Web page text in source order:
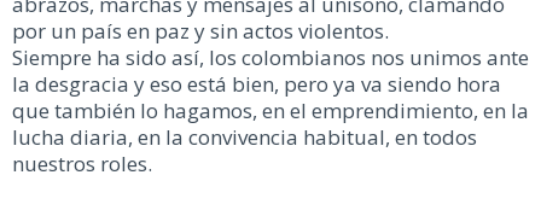
por un país en paz y sin actos violentos.
Siempre ha sido así, los colombianos nos unimos ante
la desgracia y eso está bien, pero ya va siendo hora
que también lo hagamos, en el emprendimiento, en la
lucha diaria, en la convivencia habitual, en todos
nuestros roles.